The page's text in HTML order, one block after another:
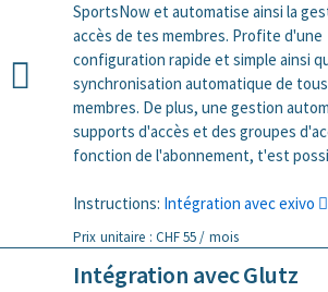
SportsNow et automatise ainsi la
accès de tes membres. Profite d'une
configuration rapide et simple ainsi
synchronisation automatique de
membres. De plus, une gestion
supports d'accès et des groupes
fonction de l'abonnement, t'est
Instructions: Intégration avec exivo
Prix unitaire : CHF 55 / mois
Intégration avec Glutz